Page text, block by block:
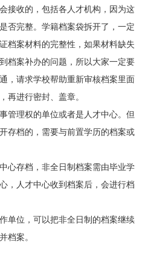
接收的，包括各人才机构，因为这
否完整。学籍档案袋拆开了，一定
档案材料的完整性，如果材料缺失
档案补办的问题，所以大家一定要
，请求学校帮助重新审核档案里面
再进行密封、盖章。
管理权的单位或者是人才中心。但
存档的，需要与前置学历的档案或
心存档，非全日制档案需由毕业学
，人才中心收到档案后，会进行档
单位，可以把非全日制的档案继续
档案。